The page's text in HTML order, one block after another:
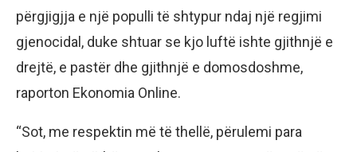
përgjigjja e një populli të shtypur ndaj një regjimi
gjenocidal, duke shtuar se kjo luftë ishte gjithnjë e
drejtë, e pastër dhe gjithnjë e domosdoshme,
raporton Ekonomia Online.
“Sot, me respektin më të thellë, përulemi para